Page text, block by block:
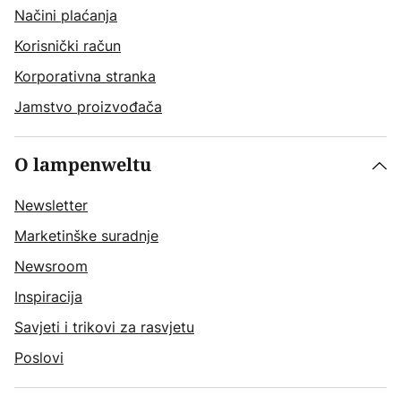
Načini plaćanja
Korisnički račun
Korporativna stranka
Jamstvo proizvođača
O lampenweltu
Newsletter
Marketinške suradnje
Newsroom
Inspiracija
Savjeti i trikovi za rasvjetu
Poslovi